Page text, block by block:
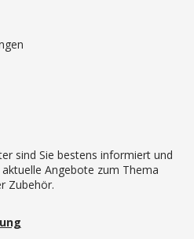
sind Sie bestens informiert und
Angebote zum Thema
Zubehör.